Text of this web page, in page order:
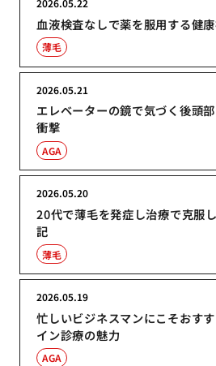
血液検査なしで薬を服用する健
薄毛
エレベーターの鏡で気づく後頭
衝撃
2026.05.21
AGA
20代で薄毛を発症し治療で克服
記
2026.05.20
薄毛
忙しいビジネスマンにこそおす
イン診療の魅力
2026.05.19
AGA